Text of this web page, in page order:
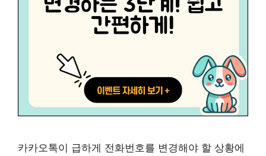
카카오톡이 급하게 전화번호를 변경해야 할 상황에